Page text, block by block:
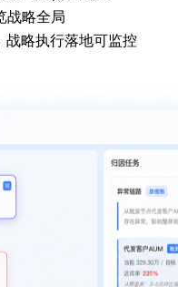
战略全局
战略执行落地可监控